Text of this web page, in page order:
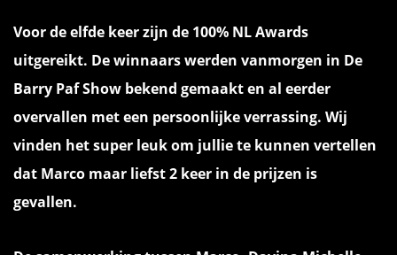
Voor de elfde keer zijn de 100% NL Awards
uitgereikt. De winnaars werden vanmorgen in De
Barry Paf Show bekend gemaakt en al eerder
overvallen met een persoonlijke verrassing. Wij
vinden het super leuk om jullie te kunnen vertellen
dat Marco maar liefst 2 keer in de prijzen is
gevallen.